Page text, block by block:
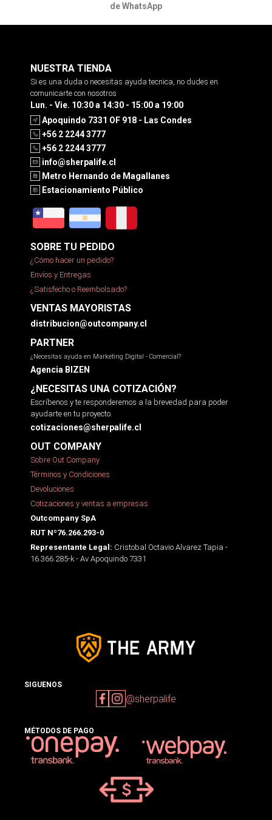
de WhatsApp
NUESTRA TIENDA
Si es una duda o necesitas ayuda tecnica, no dudes en
comunicarte con nosotros
Lun. - Vie. 10:30 a 14:30 - 15:00 a 19:00
Apoquindo 7331 OF 918 - Las Condes
+56 2 2244 3777
+56 2 2244 3777
info@sherpalife.cl
Metro Hernando de Magallanes
Estacionamiento Público
SOBRE TU PEDIDO
¿Cómo hacer un pedido?
Envíos y Entregas
¿Satisfecho o Reembolsado?
VENTAS MAYORISTAS
distribucion@outcompany.cl
PARTNER
¿Necesitas ayuda en Marketing Digital - Comercial?
Agencia BIZEN
¿NECESITAS UNA COTIZACIÓN?
Escríbenos y te responderemos a la brevedad para poder
ayudarte en tu proyecto.
cotizaciones@sherpalife.cl
OUT COMPANY
Sobre Out Company
Términos y Condiciones
Devoluciones
Cotizaciones y ventas a empresas
Outcompany SpA
RUT Nº76.266.293-0
Representante Legal: Cristobal Octavio Alvarez Tapia -
16.366.285-k - Av Apoquindo 7331
SIGUENOS
@sherpalife
MÉTODOS DE PAGO